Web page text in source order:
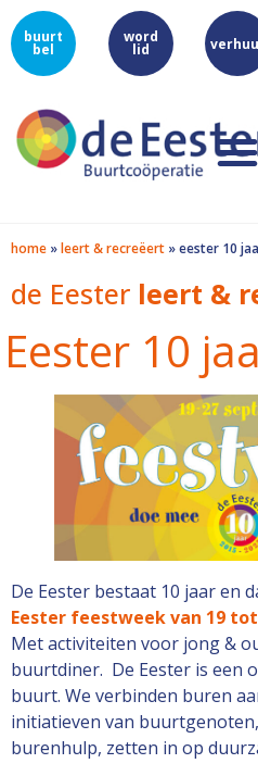
buurt
bel
word
lid
home »leert & recreëert »eester 10
de Eester leert &
Eester 10
De Eester bestaat 10 jaar en
Eester feestweek van 19
Met activiteiten voor jong &
buurtdiner. De Eester is een
buurt. We verbinden buren
initiatieven van
burenhulp, zetten in op